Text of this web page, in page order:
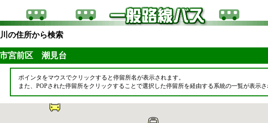
の住所から検索
宮前区 潮見台
ポインタをマウスでクリックすると停留所名が表示されます。
また、POPされた停留所をクリックすることで選択した停留所を経由する系統の一覧が表示